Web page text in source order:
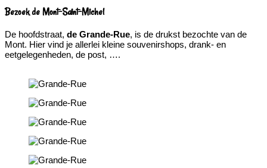
Bezoek de Mont-Saint-Michel
De hoofdstraat, de Grande-Rue, is de drukst bezochte van de
Mont. Hier vind je allerlei kleine souvenirshops, drank- en
eetgelegenheden, de post, ….